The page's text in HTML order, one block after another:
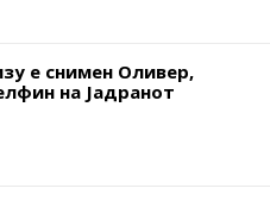
е снимен Оливер,
на Јадранот